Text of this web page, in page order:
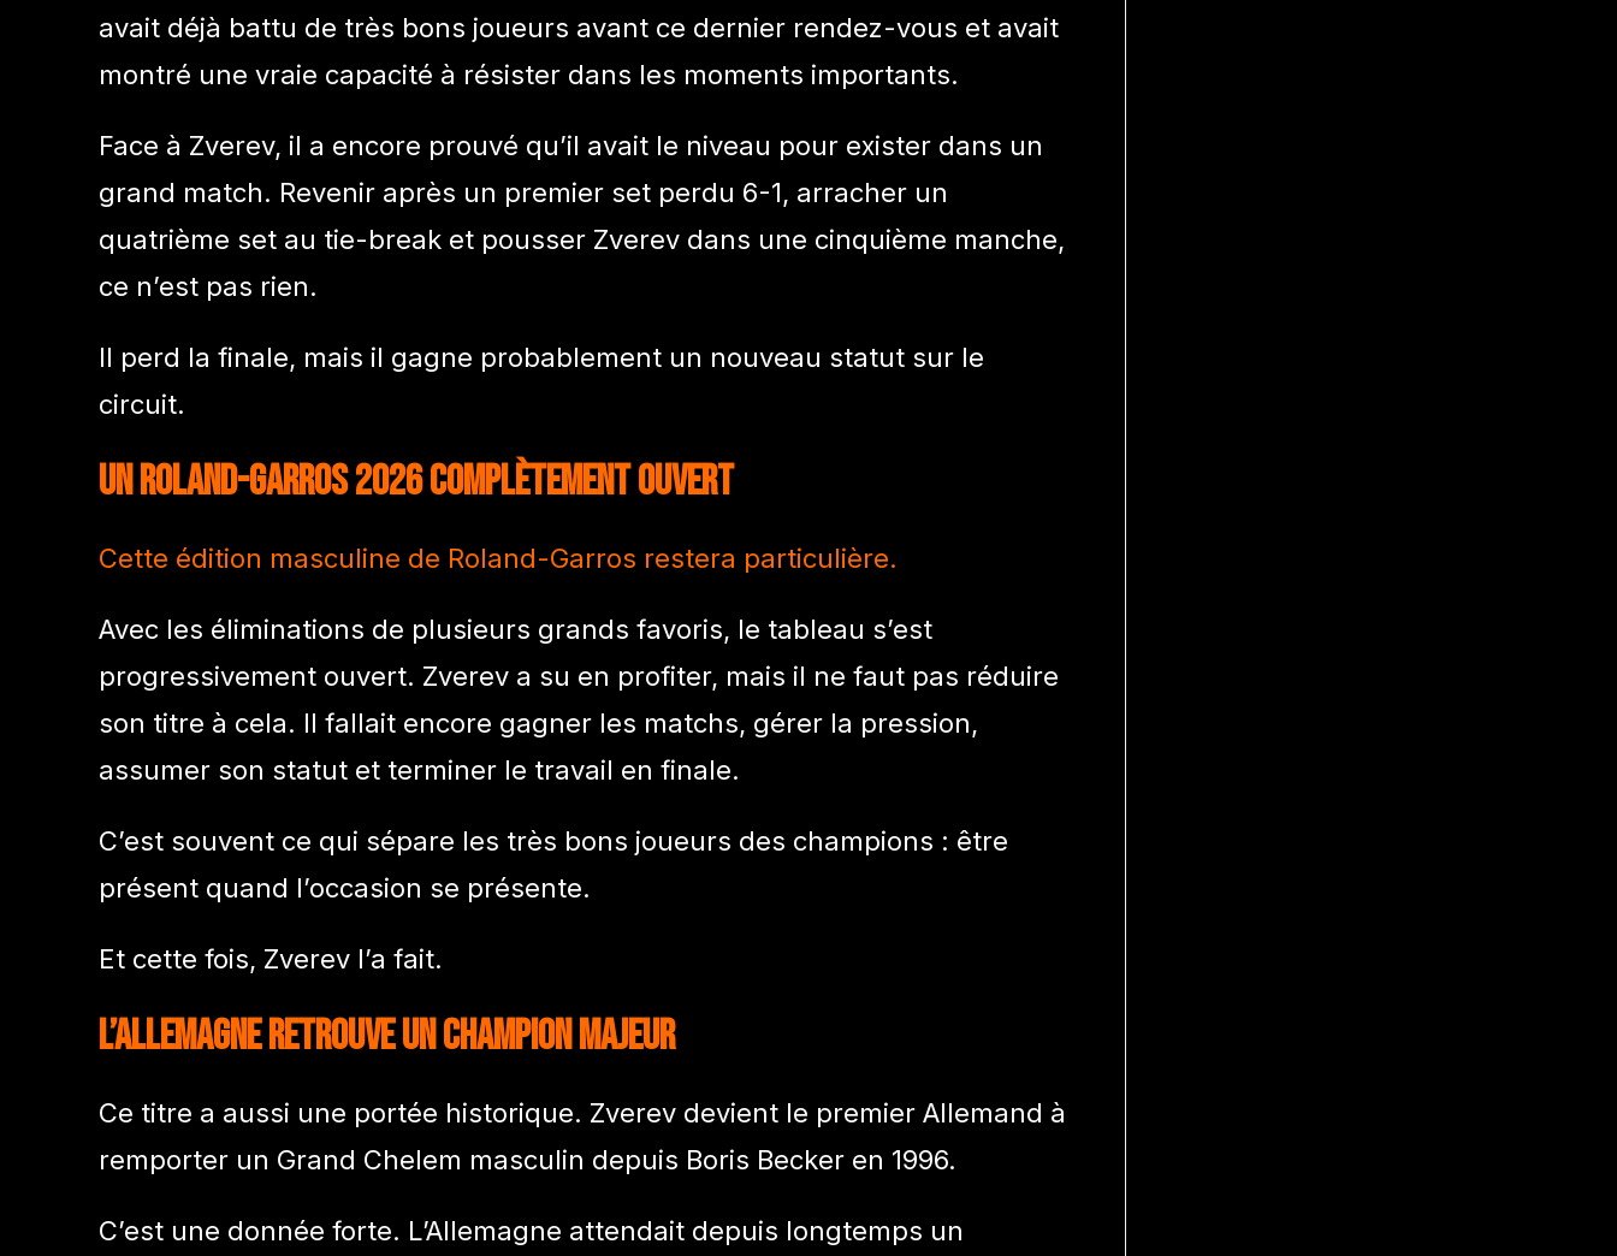
avait déjà battu de très bons joueurs avant ce dernier rendez-vous et avait
montré une vraie capacité à résister dans les moments importants.
Face à Zverev, il a encore prouvé qu’il avait le niveau pour exister dans un
grand match. Revenir après un premier set perdu 6-1, arracher un
quatrième set au tie-break et pousser Zverev dans une cinquième manche,
ce n’est pas rien.
Il perd la finale, mais il gagne probablement un nouveau statut sur le
circuit.
Un Roland-Garros 2026 complètement ouvert
Cette édition masculine de Roland-Garros restera particulière.
Avec les éliminations de plusieurs grands favoris, le tableau s’est
progressivement ouvert. Zverev a su en profiter, mais il ne faut pas réduire
son titre à cela. Il fallait encore gagner les matchs, gérer la pression,
assumer son statut et terminer le travail en finale.
C’est souvent ce qui sépare les très bons joueurs des champions : être
présent quand l’occasion se présente.
Et cette fois, Zverev l’a fait.
L’Allemagne retrouve un champion majeur
Ce titre a aussi une portée historique. Zverev devient le premier Allemand à
remporter un Grand Chelem masculin depuis Boris Becker en 1996.
C’est une donnée forte. L’Allemagne attendait depuis longtemps un